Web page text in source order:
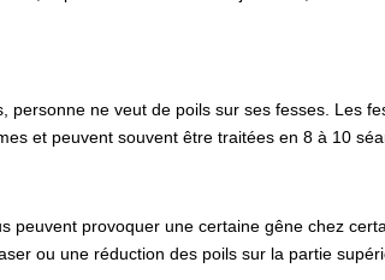
personne ne veut de poils sur ses fesses. Les
et peuvent souvent être traitées en 8 à 10
peuvent provoquer une certaine gêne chez
ou une réduction des poils sur la partie